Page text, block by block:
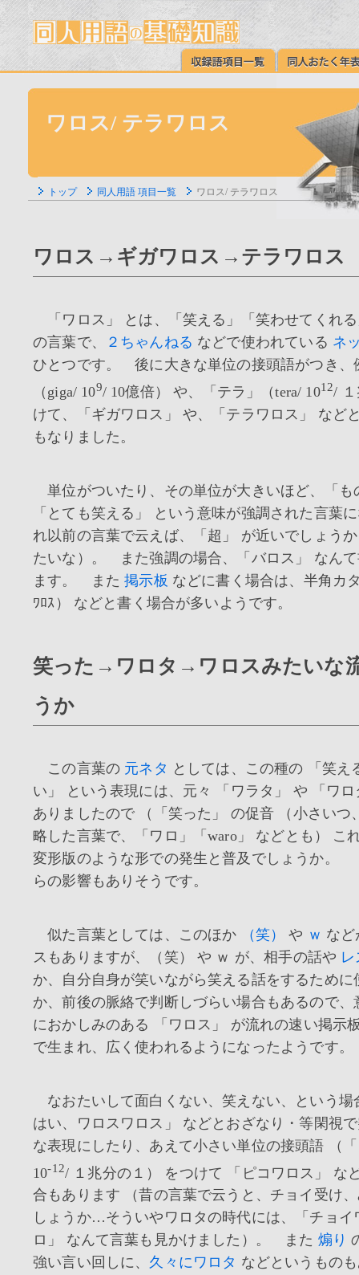
ワロス/ テラワロス
トップ 同人用語 項目一覧 ワロス/ テラワロス
ワロス→ギガワロス→テラワロス
「ワロス」 とは、「笑える」「笑わせてくれ
の言葉で、
２ちゃんねる などで使われている ネ
ひとつです。 後に大きな単位の接頭語がつき、
（giga/ 109/ 10億倍） や、「テラ」（tera/ 1012/
けて、「ギガワロス」 や、「テラワロス」 など
もなりました。
単位がついたり、その単位が大きいほど、「も
「とても笑える」 という意味が強調された言葉
れ以前の言葉で云えば、「超」 が近いでしょう
たいな）。 また強調の場合、「バロス」 なん
ます。 また掲示板 などに書く場合は、半角カ
ﾜﾛｽ） などと書く場合が多いようです。
笑った→ワロタ→ワロスみたいな
うか
この言葉の 元ネタ としては、この種の 「笑え
い」 という表現には、元々 「ワラタ」 や 「ワ
ありましたので （「笑った」 の促音 （小さいつ
略した言葉で、「ワロ」「waro」 などとも） こ
変形版のような形での発生と普及でしょうか。
らの影響もありそうです。
似た言葉としては、このほか （笑） や ｗ な
スもありますが、（笑） や ｗ が、相手の話や レ
か、自分自身が笑いながら笑える話をするために
か、前後の脈絡で判断しづらい場合もあるので、
におかしみのある 「ワロス」 が流れの速い掲示
で生まれ、広く使われるようになったようです。
なおたいして面白くない、笑えない、という場
はい、ワロスワロス」 などとおざなり・等閑視
な表現にしたり、あえて小さい単位の接頭語 （
10-12/ １兆分の１） をつけて 「ピコワロス」 な
合もあります （昔の言葉で云うと、チョイ受け
しょうか…そういやワロタの時代には、「チョイ
ロ」 なんて言葉も見かけました）。 また 煽り
強い言い回しに、 久々にワロタ などというもの